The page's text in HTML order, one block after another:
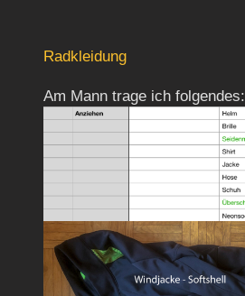
Radkleidung
Am Mann trage ich folgendes: